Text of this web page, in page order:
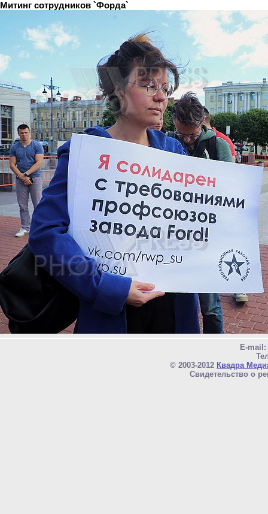
Митинг сотрудников `Форда`
E-mail:
© 2003-2012 Квадра
Свидетельство о